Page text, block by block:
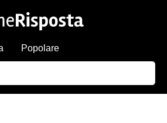
Popolare